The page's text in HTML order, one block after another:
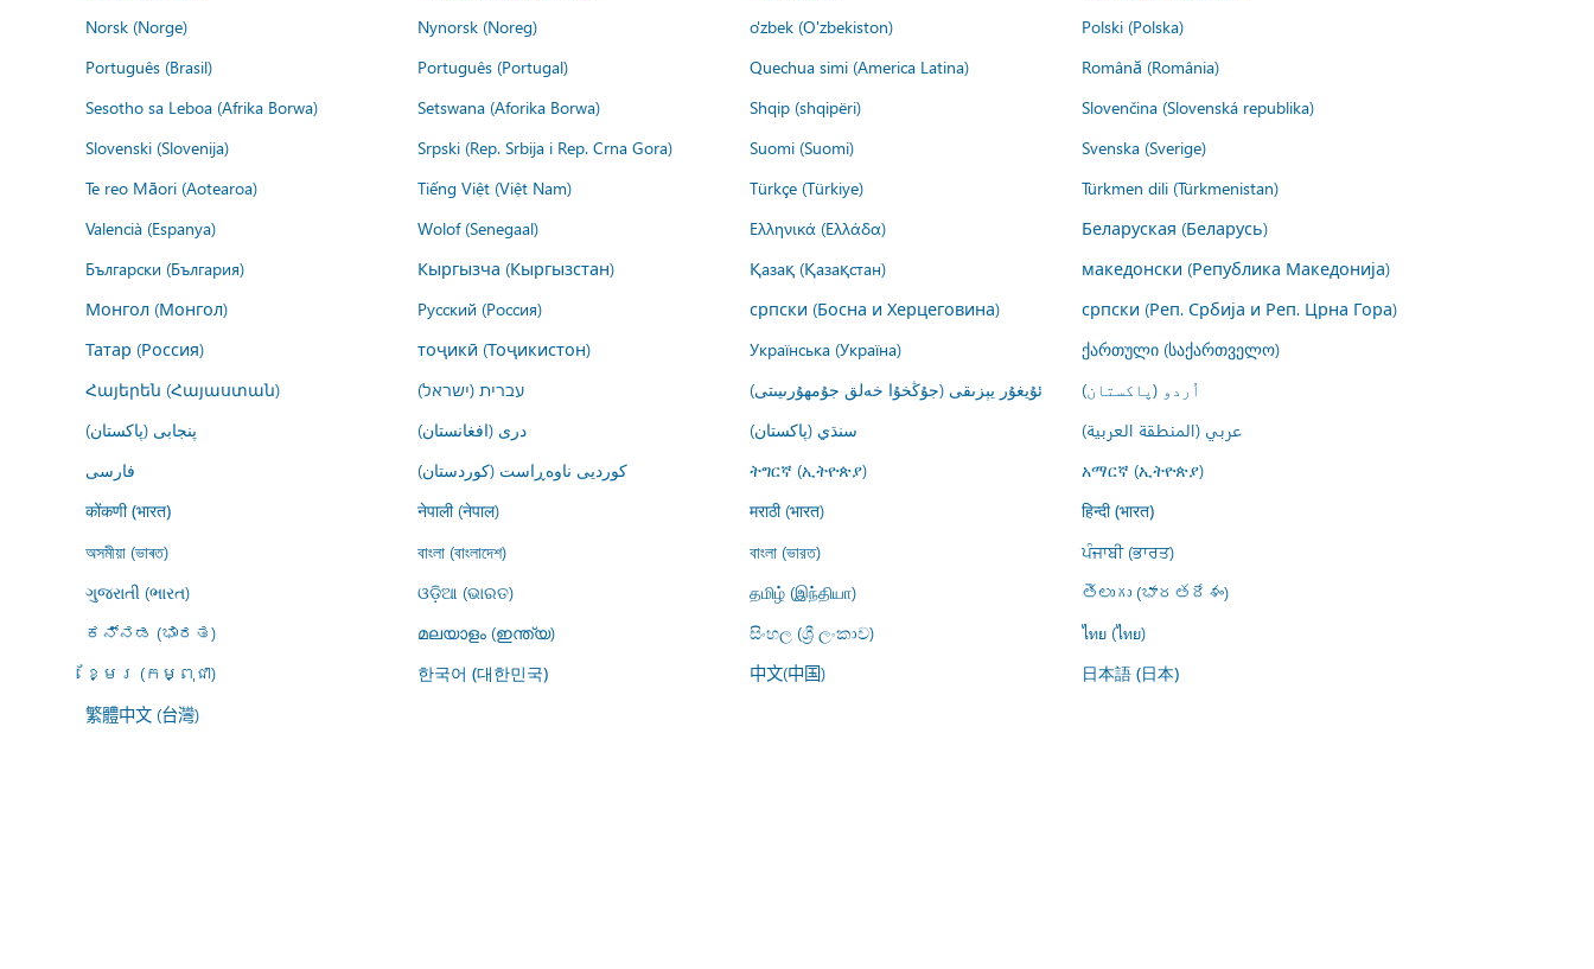
Norsk (Norge)
Nynorsk (Noreg) o'zbek (O'zbekiston)
Polski (Polska)
Português (Brasil)
Português (Portugal) Quechua simi (America Latina)
Română (România)
Sesotho sa Leboa (Afrika Borwa)
Setswana (Aforika Borwa) Shqip (shqipëri)
Slovenčina (Slovenská republika)
Slovenski (Slovenija)
Srpski (Rep. Srbija i Rep. Crna Gora) Suomi (Suomi)
Svenska (Sverige)
Te reo Māori (Aotearoa)
Tiếng Việt (Việt Nam) Türkçe (Türkiye)
Türkmen dili (Türkmenistan)
Valencià (Espanya)
Wolof (Senegaal) Ελληνικά (Ελλάδα)
Беларуская (Беларусь)
Български (България)
Кыргызча (Кыргызстан) Қазақ (Қазақстан)
македонски (Република Македонија)
Монгол (Монгол)
Русский (Россия) српски (Босна и Херцеговина)
српски (Реп. Србија и Реп. Црна Гора)
Татар (Россия)
тоҷикӣ (Тоҷикистон) Українська (Україна)
ქართული (საქართველო)
Հայերեն (Հայաստան)
עברית (ישראל) ئۇيغۇر يېزىقى (جۇڭخۇا خەلق جۇمھۇرىيىتى)
اُردو (پاکستان)
پنجابی (پاکستان)
درى (افغانستان) سنڌي (پاکستان)
عربي (المنطقة العربية)
فارسى
کوردیی ناوەڕاست (کوردستان) ትግርኛ (ኢትዮጵያ) አማርኛ (ኢትዮጵያ)
कोंकणी (भारत) नेपाली (नेपाल) मराठी (भारत) हिन्दी (भारत)
অসমীয়া (ভাৰত) বাংলা (বাংলাদেশ) বাংলা (ভারত)
ਪੰਜਾਬੀ (ਭਾਰਤ)
ગુજરાતી (ભારત)
ଓଡ଼ିଆ (ଭାରତ) தமிழ் (இந்தியா)
తెలుగు (భారతదేశం)
ಕನ್ನಡ (ಭಾರತ)
മലയാളം (ഇന്ത്യ) සිංහල (ශ්‍රී ලංකාව)
ไทย (ไทย)
ខ្មែរ (កម្ពុជា)
한국어 (대한민국) 中文(中国) 日本語 (日本)
繁體中文 (台灣)